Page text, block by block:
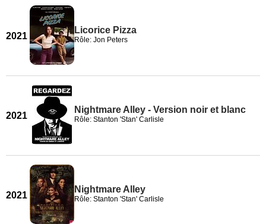
2021
Licorice Pizza
Rôle: Jon Peters
2021
Nightmare Alley - Version noir et blanc
Rôle: Stanton 'Stan' Carlisle
2021
Nightmare Alley
Rôle: Stanton 'Stan' Carlisle